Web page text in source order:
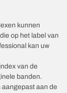
kunnen
op het label van
kan uw
van de
banden.
aan de